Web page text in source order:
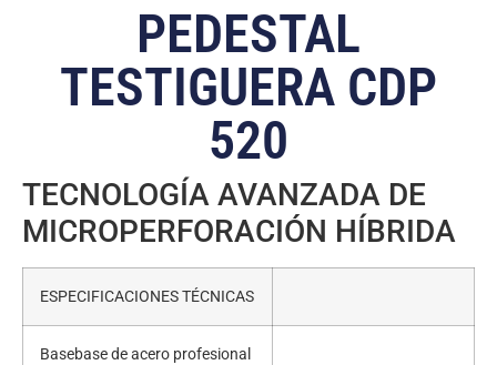
PEDESTAL
TESTIGUERA CDP
520
TECNOLOGÍA AVANZADA DE
MICROPERFORACIÓN HÍBRIDA
ESPECIFICACIONES TÉCNICAS
Basebase de acero profesional